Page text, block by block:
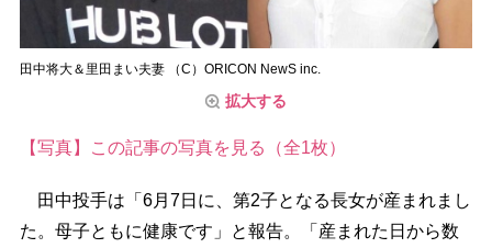
田中将大＆里田まい夫妻 （C）ORICON NewS inc.
拡大する
【写真】この記事の写真を見る（全1枚）
田中投手は「6月7日に、第2子となる長女が産まれまし
た。母子ともに健康です」と報告。「産まれた日から数